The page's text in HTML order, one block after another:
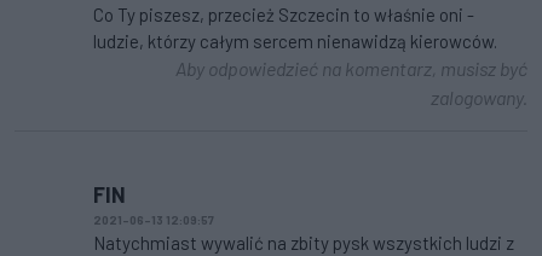
Co Ty piszesz, przecież Szczecin to właśnie oni -
ludzie, którzy całym sercem nienawidzą kierowców.
Aby odpowiedzieć na komentarz, musisz być
zalogowany.
FIN
2021-06-13 12:09:57
Natychmiast wywalić na zbity pysk wszystkich ludzi z